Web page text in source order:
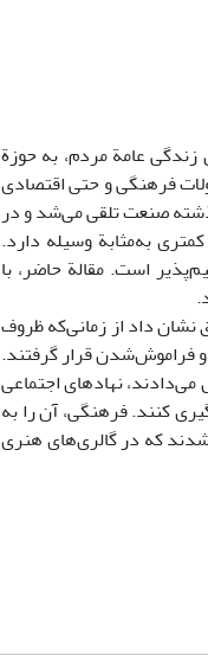
عامة مردم، به حوزة
فرهنگی و حتی اقتصادی
صنعت تلقی می‌شد و در
به‌مثابة وسیله دارد.
است. مقالة حاضر، با
داد از زمانی‌که ظروف
فراموش‌شدن قرار گرفتند.
نهادهای اجتماعی
کنند. فرهنگی، آن را به
که در گالری‌های هنری